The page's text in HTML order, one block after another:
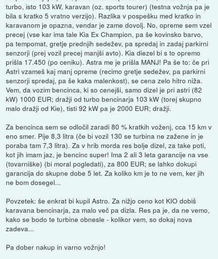
turbo, isto 103 kW, karavan (oz. sports tourer) (testna vožnja pa je
bila s kratko 5 vratno verzijo). Razlika v pospešku med kratko in
karavanom je opazna, vendar je zame dovolj. No, opreme sem vzel
precej (vse kar ima tale Kia Ex Champion, pa še kovinsko barvo,
pa tempomat, gretje prednjih sedežev, pa spredaj in zadaj parkirni
senzorji (prej vozil precej manjši avto). Kia diezel bi s to opremo
prišla 17.450 (po ceniku). Astra me je prišla MANJ! Pa še to: če pri
Astri vzameš kaj manj opreme (recimo gretje sedežev, pa parkirni
senzorji spredaj, pa še kaka malenkost), se cena zelo hitro niža.
Vem, da vozim bencinca, ki so cenejši, samo dizel je pri astri (82
kW) 1000 EUR; dražji od turbo bencinarja 103 kW (torej skupno
malo dražji od Kie), tisti 92 kW pa je 2000 EUR; dražji.
Za bencinca sem se odločil zaradi 80 % kratkih voženj, cca 15 km v
eno smer. Pije 8,3 litra (če bi vozil 130 se turbina ne zažene in je
poraba tam 7,3 litra). Za v hrib morda res bolje dizel, za take poti,
kot jih imam jaz, je bencinc super! Ima 2 ali 3 leta garancije na vse
(tovarniške) (bi moral pogledati), za 800 EUR; se lahko dokupi
garancija do skupne dobe 5 let. Za koliko km je to ne vem, ker jih
ne bom dosegel...
Povzetek: še enkrat bi kupil Astro. Za nižjo ceno kot KIO dobiš
karavana bencinarja, za malo več pa dizla. Res pa je, da ne vemo,
kako se bodo te turbine obnesle - kolikor vem, so dokaj nova
zadeva...
Pa dober nakup in varno vožnjo!